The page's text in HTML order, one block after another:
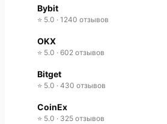
Bybit
⭐ 5.0 · 1240 отзывов
OKX
⭐ 5.0 · 602 отзывов
Bitget
⭐ 5.0 · 430 отзывов
CoinEx
⭐ 5.0 · 325 отзывов